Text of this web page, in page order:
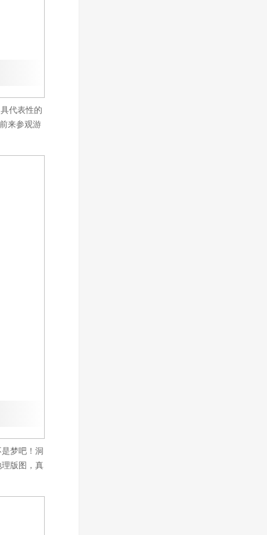
代表性的
来参观游
梦吧！洞
版图，真